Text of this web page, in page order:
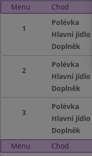
Menu Chod
1
Polévka
Hlavní jídlo
Doplněk
2
Polévka
Hlavní jídlo
Doplněk
3
Polévka
Hlavní jídlo
Doplněk
Menu
Chod